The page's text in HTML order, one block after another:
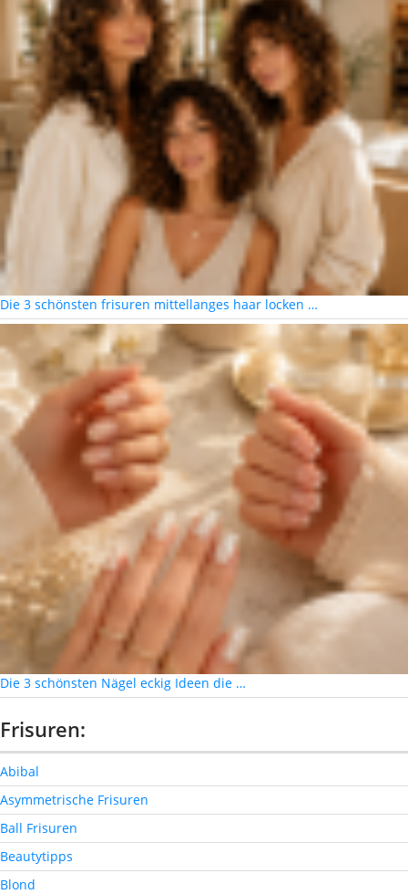
Die 3 schönsten frisuren mittellanges haar locken …
Die 3 schönsten Nägel eckig Ideen die …
Frisuren:
Abibal
Asymmetrische Frisuren
Ball Frisuren
Beautytipps
Blond